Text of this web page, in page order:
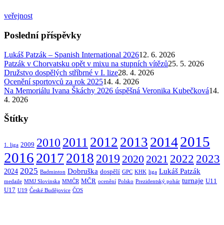
veřejnost
Poslední příspěvky
Lukáš Patzák – Spanish International 202612. 6. 2026
Patzák v Chorvatsku opět v mixu na stupních vítězů25. 5. 2026
Družstvo dospělých stříbrné v I. lize28. 4. 2026
Ocenění sportovců za rok 202514. 4. 2026
Na Memoriálu Ivana Škáchy 2026 úspěšná Veronika Kubečková14.
4. 2026
Štítky
1. liga 2009 2010 2011 2012 2013 20142015
201620172018 2019 2020 2021 2022 2023
2024 2025 Badminton Dobruška dospělí GPC KHK liga Lukáš Patzák
medaile MMJ Slovinska MMČR MČR ocenění Polsko Prezidentský pohár turnaje U11
U17 U19 České Budějovice ČOS